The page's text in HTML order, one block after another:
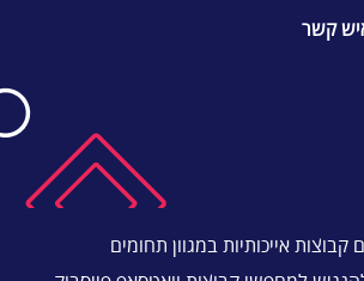
קשר
אייכותיות במגוון תחומים